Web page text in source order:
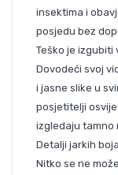
insektima i
posjedu bez
Teško je izgubiti
Dovodeći svoj
i jasne slike u
posjetitelji
izgledaju tamno
Detalji jarkih
Nitko se ne